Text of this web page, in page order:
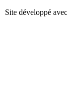
Site développé